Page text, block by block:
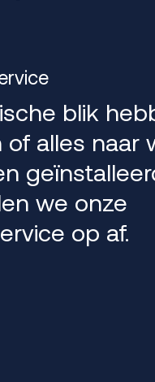
blik
alles naar
we onze
op af.